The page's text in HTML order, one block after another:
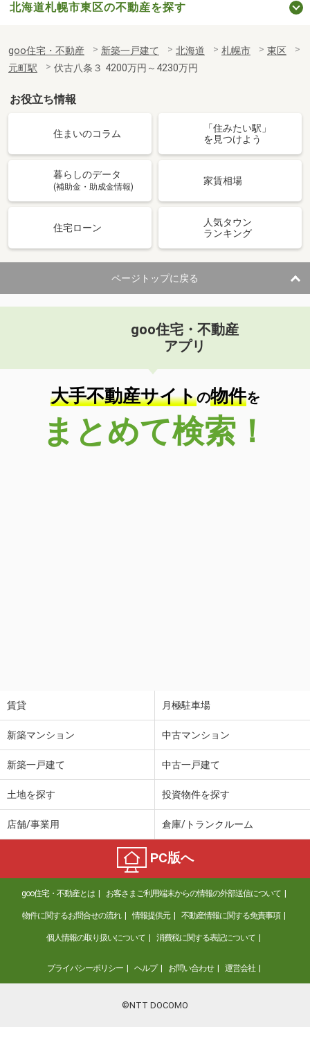
北海道札幌市東区の不動産を探す
goo住宅・不動産 新築一戸建て 北海道 札幌市
東区
元町駅
伏古八条３ 4200万円～4230万円
お役立ち情報
住まいのコラム
「住みたい駅」
を見つけよう
暮らしのデータ
(補助金・助成金情報)
家賃相場
住宅ローン
人気タウン
ランキング
ページトップに戻る
goo住宅・不動産
アプリ
大手不動産サイトの物件を
まとめて検索！
賃貸 月極駐車場
新築マンション 中古マンション
新築一戸建て 中古一戸建て
土地を探す 投資物件を探す
店舗/事業用 倉庫/トランクルーム
PC版へ
goo住宅・不動産とは お客さまご利用端末からの情報の外部送信について
物件に関するお問合せの流れ 情報提供元 不動産情報に関する免責事項
個人情報の取り扱いについて 消費税に関する表記について
プライバシーポリシー ヘルプ お問い合わせ 運営会社
©NTT DOCOMO